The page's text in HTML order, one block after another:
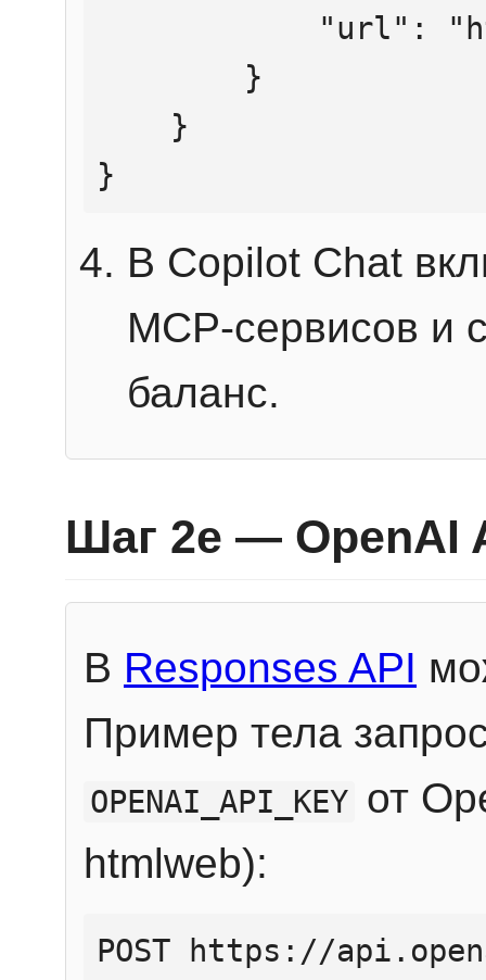
}
В Copilot Chat
MCP-сервисов и
баланс.
Шаг 2e — OpenAI
В Responses API
Пример тела
OPENAI_API_KEY от
htmlweb):
POST https://